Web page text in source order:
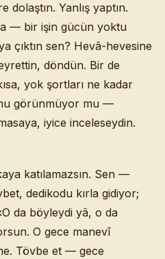
dolaştın. Yanlış yaptın.
— bir işin gücün yoktu
çıktın sen? Hevâ-hevesine
döndün. Bir de
yok şortları ne kadar
görünmüyor mu —
iyice inceleseydin.
katılamazsın. Sen —
dedikodu kırla gidiyor;
da böyleydi yâ, o da
O gece manevî
Tövbe et — gece